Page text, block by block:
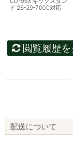
ド 26-29-700C対応
閲覧履歴を
配送について